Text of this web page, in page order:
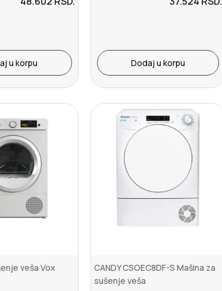
u korpu Dodaj u korpu
veša Vox
CANDY CSOEC8DF-S Mašina za
sušenje veša